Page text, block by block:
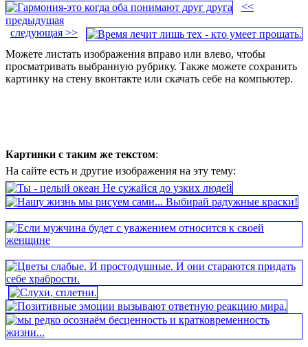
<<
предыдущая
следующая >>
Можете листать изображения вправо или влево, чтобы
просматривать выбранную рубрику. Также можете сохранить
картинку на стену вконтакте или скачать себе на компьютер.
Картинки с таким же текстом:
На сайте есть и другие изображения на эту тему: